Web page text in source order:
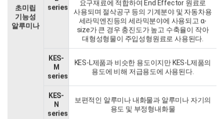
초미립
기능성
알루미나
series
요구재료에 적합하여 End Effector 원료로
사용되며 절삭공구 등의 기계분야 및 자동차용
세라믹엔진등의 세라믹분야에 사용되고 α-
size가 큰 경우 충진도가 높고 수축율이 작아
대형성형물이 주입성형원료로 사용된다.
KES-
M
series
KES-L제품과 비슷한 용도이지만 KES-L제품의
용도에 비해 저급용도에 사용된다.
KES-
N
series
보편적인 알루미나 내화물과 알루미나 자기의
용도 및 부정형내화물